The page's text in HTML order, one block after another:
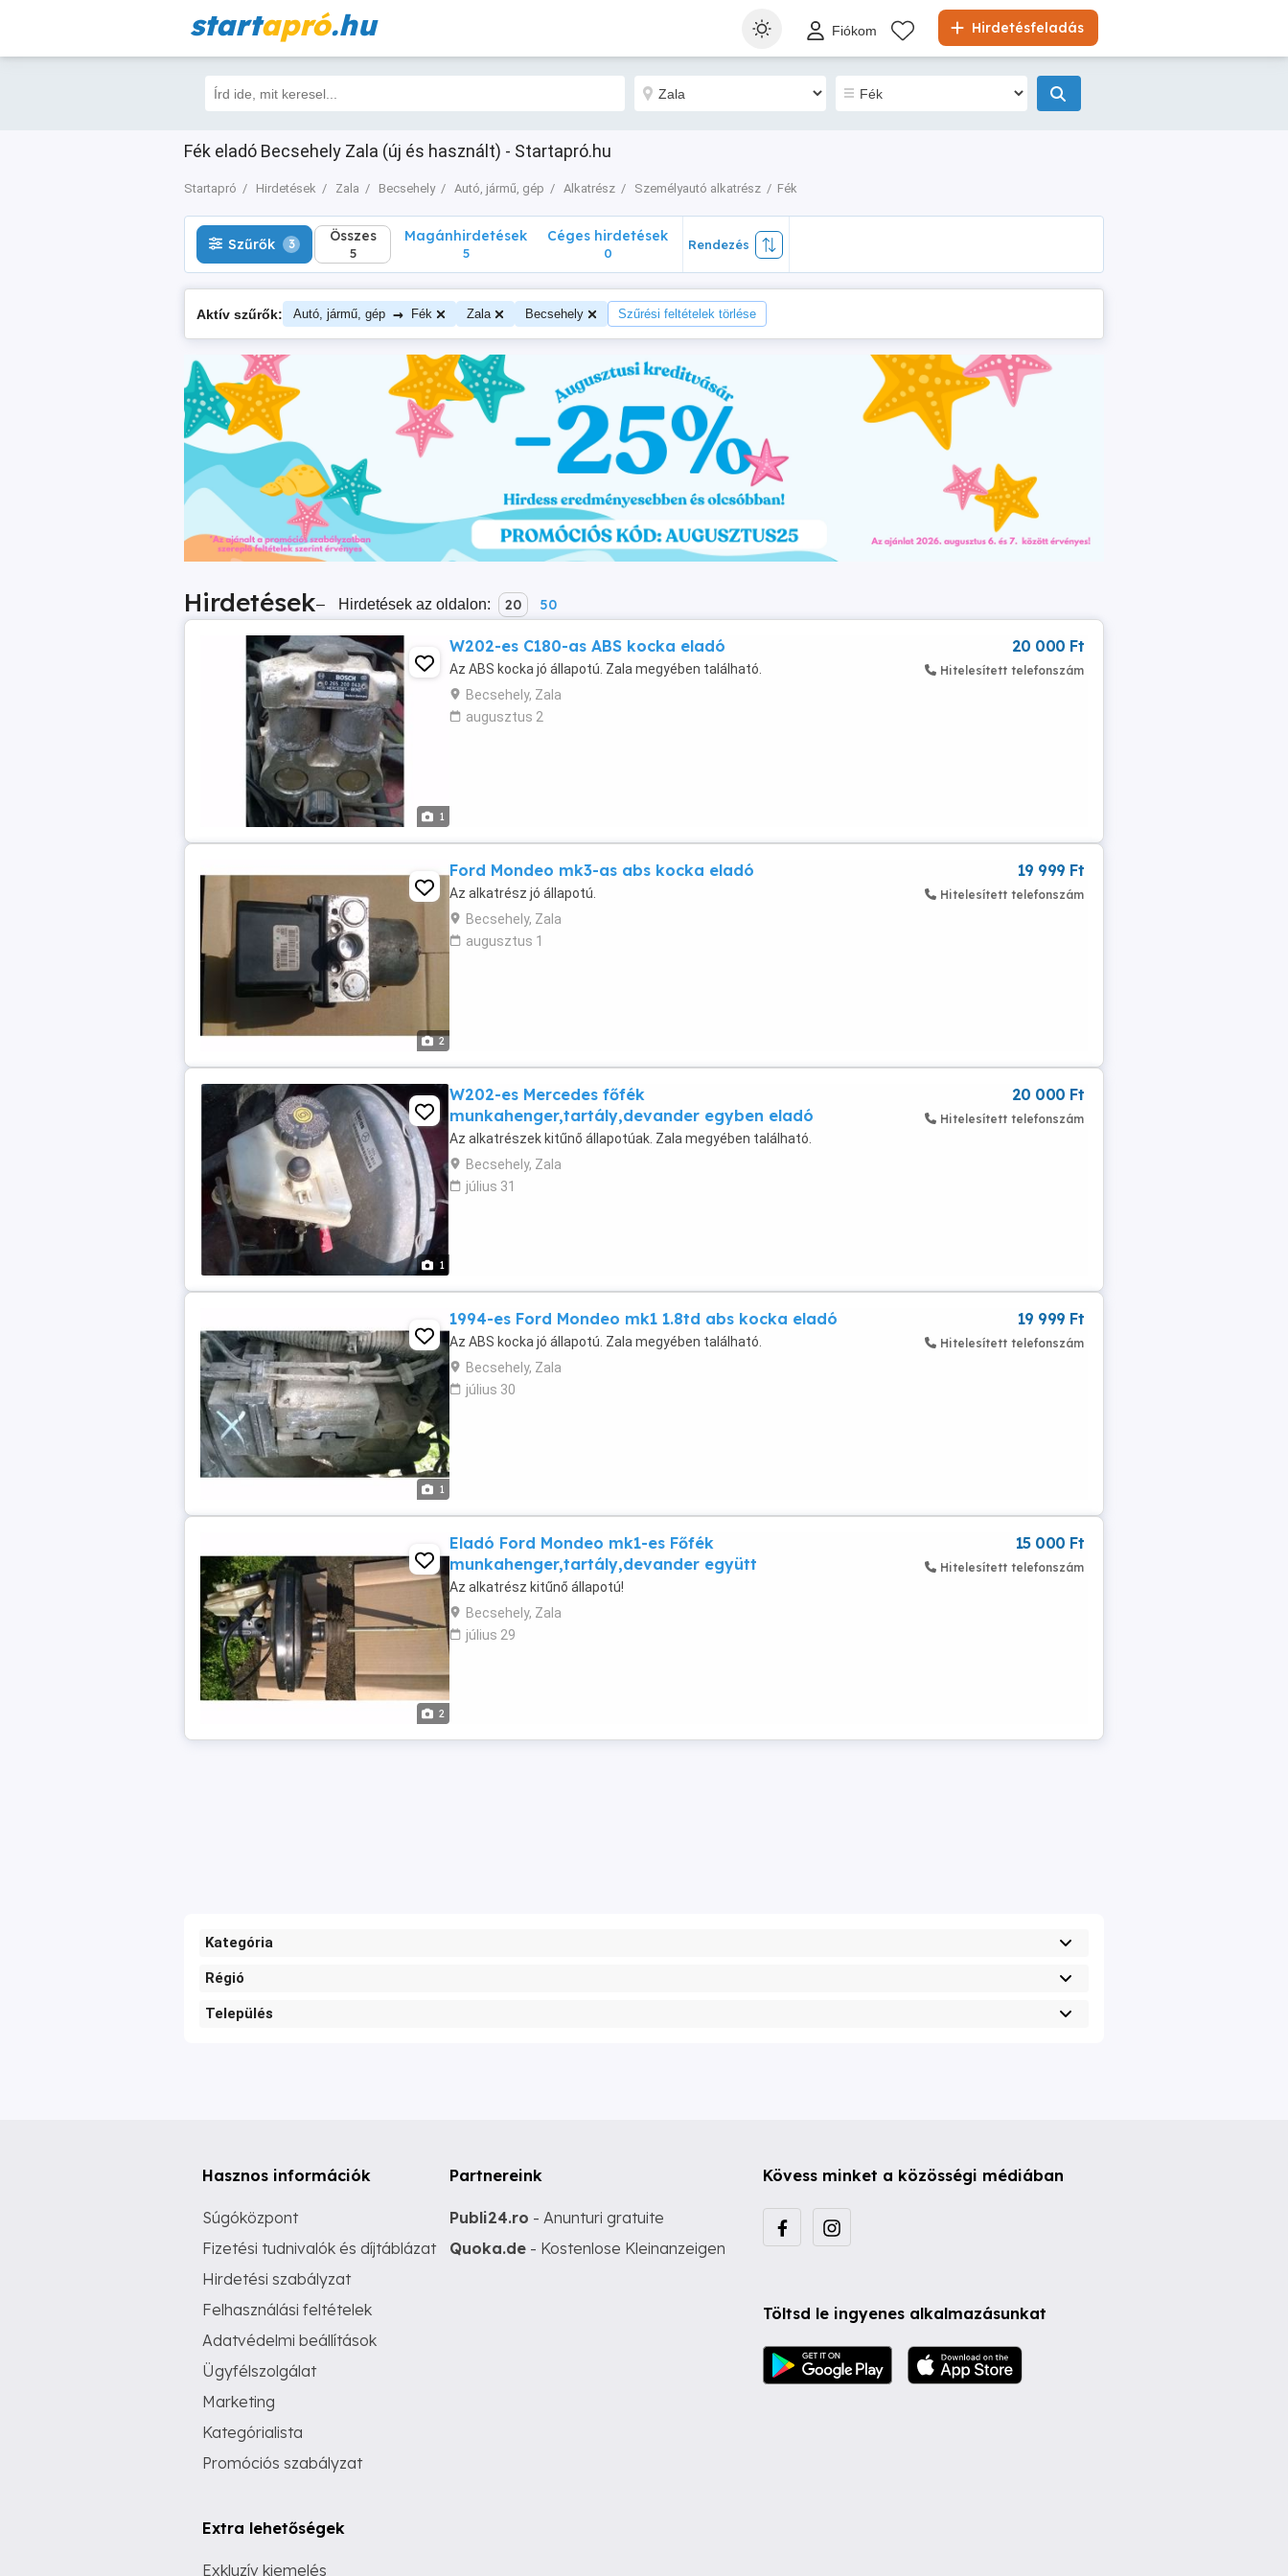
startapró.hu Hirdetésfeladás
Fiókom
Fék eladó Becsehely Zala (új és használt) - Startapró.hu
Startapró Hirdetések Zala Becsehely Autó, jármű, gép Alkatrész Személyautó alkatrész Fék
Szűrők 3 Összes
5
Szűrők 3 Összes
5
Magánhirdetések
5
Céges hirdetések
0
Rendezés
Aktív szűrők: Autó, jármű, gép → Fék Zala Becsehely Szűrési feltételek törlése
Hirdetések– Hirdetések az oldalon: 20 50
1
W202-es C180-as ABS kocka eladó
Az ABS kocka jó állapotú. Zala megyében található.
Becsehely, Zala
augusztus 2
20 000 Ft
Hitelesített telefonszám
2
Ford Mondeo mk3-as abs kocka eladó
Az alkatrész jó állapotú.
Becsehely, Zala
augusztus 1
19 999 Ft
Hitelesített telefonszám
1
W202-es Mercedes főfék
munkahenger,tartály,devander egyben eladó
Az alkatrészek kitűnő állapotúak. Zala megyében található.
Becsehely, Zala
július 31
20 000 Ft
Hitelesített telefonszám
1
1994-es Ford Mondeo mk1 1.8td abs kocka eladó
Az ABS kocka jó állapotú. Zala megyében található.
Becsehely, Zala
július 30
19 999 Ft
Hitelesített telefonszám
2
Eladó Ford Mondeo mk1-es Főfék
munkahenger,tartály,devander együtt
Az alkatrész kitűnő állapotú!
Becsehely, Zala
július 29
15 000 Ft
Hitelesített telefonszám
Kategória
Régió
Település
Hasznos információk
Súgóközpont
Fizetési tudnivalók és díjtáblázat
Hirdetési szabályzat
Felhasználási feltételek
Adatvédelmi beállítások
Ügyfélszolgálat
Marketing
Kategórialista
Promóciós szabályzat
Extra lehetőségek
Exkluzív kiemelés
Partnereink
Publi24.ro - Anunturi gratuite
Quoka.de - Kostenlose Kleinanzeigen
Kövess minket a közösségi médiában
Töltsd le ingyenes alkalmazásunkat